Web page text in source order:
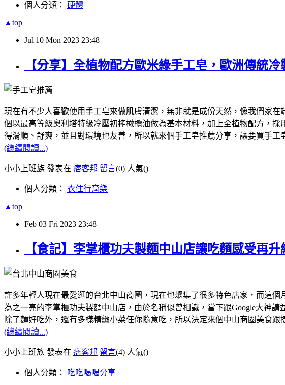
個人分類： 硬體
▲top
Jul 10 Mon 2023 23:48
【分享】全植物配方歐米綠手工皂，歐洲傳統
現在有不少人喜歡使用手工皂來做肌膚清潔，無非就是成份天然，像我們家在
個以最高等級奧利塔特級冷壓初榨橄欖油做為基本材料，加上全植物配方，
得滑順、舒爽，並且對環境也友善，所以就來個手工皂推薦分享，讓要買手
(繼續閱讀...)
小小上班族 發表在 痞客邦 留言(0) 人氣()
個人分類： 衣住行育樂
▲top
Feb 03 Fri 2023 23:48
【食記】李掌櫃功夫製麵中山店讓吃麵感受再
許多年輕人現在最愛逛的台北中山商圈，現在也聚集了很多特色店家，而這
為之一亮的李掌櫃功夫製麵中山店，由於名稱似曾相識，當下跟Google大神
除了麵好吃外，還有多樣精緻小菜任你隨意吃，所以決定來個中山商圈美食跟
(繼續閱讀...)
小小上班族 發表在 痞客邦 留言(4) 人氣()
個人分類： 吃吃喝喝分享